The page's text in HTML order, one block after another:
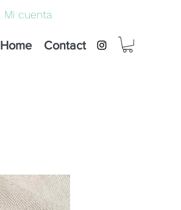
Home Contact
Mi cuenta